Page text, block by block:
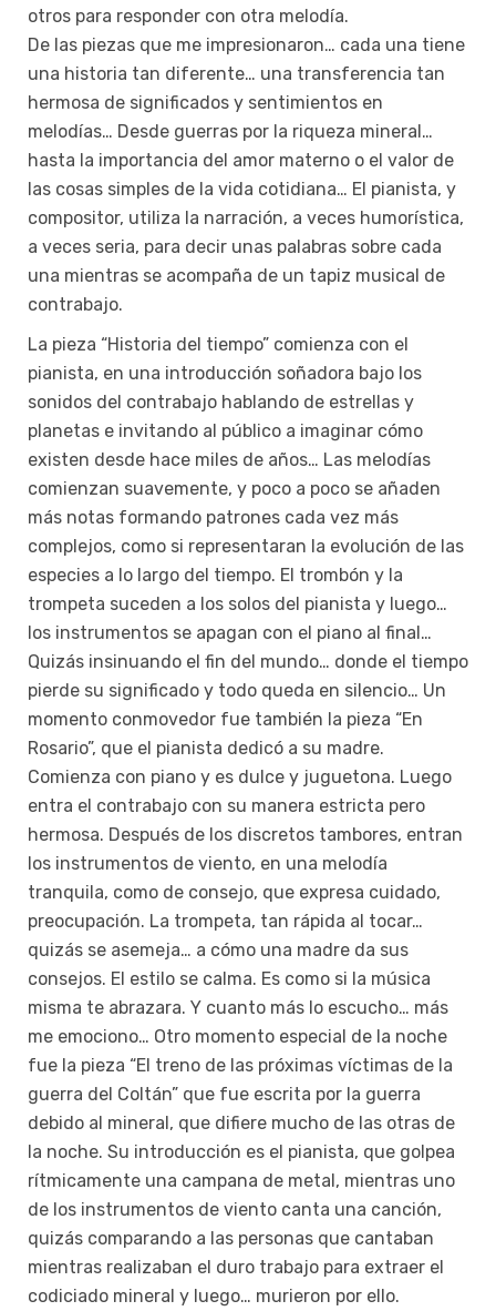
otros para responder con otra melodía.
De las piezas que me impresionaron… cada una tiene
una historia tan diferente… una transferencia tan
hermosa de significados y sentimientos en
melodías… Desde guerras por la riqueza mineral…
hasta la importancia del amor materno o el valor de
las cosas simples de la vida cotidiana… El pianista, y
compositor, utiliza la narración, a veces humorística,
a veces seria, para decir unas palabras sobre cada
una mientras se acompaña de un tapiz musical de
contrabajo.
La pieza “Historia del tiempo” comienza con el
pianista, en una introducción soñadora bajo los
sonidos del contrabajo hablando de estrellas y
planetas e invitando al público a imaginar cómo
existen desde hace miles de años… Las melodías
comienzan suavemente, y poco a poco se añaden
más notas formando patrones cada vez más
complejos, como si representaran la evolución de las
especies a lo largo del tiempo. El trombón y la
trompeta suceden a los solos del pianista y luego…
los instrumentos se apagan con el piano al final…
Quizás insinuando el fin del mundo… donde el tiempo
pierde su significado y todo queda en silencio… Un
momento conmovedor fue también la pieza “En
Rosario”, que el pianista dedicó a su madre.
Comienza con piano y es dulce y juguetona. Luego
entra el contrabajo con su manera estricta pero
hermosa. Después de los discretos tambores, entran
los instrumentos de viento, en una melodía
tranquila, como de consejo, que expresa cuidado,
preocupación. La trompeta, tan rápida al tocar…
quizás se asemeja… a cómo una madre da sus
consejos. El estilo se calma. Es como si la música
misma te abrazara. Y cuanto más lo escucho… más
me emociono… Otro momento especial de la noche
fue la pieza “El treno de las próximas víctimas de la
guerra del Coltán” que fue escrita por la guerra
debido al mineral, que difiere mucho de las otras de
la noche. Su introducción es el pianista, que golpea
rítmicamente una campana de metal, mientras uno
de los instrumentos de viento canta una canción,
quizás comparando a las personas que cantaban
mientras realizaban el duro trabajo para extraer el
codiciado mineral y luego… murieron por ello.